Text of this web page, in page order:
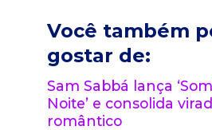
Você também
gostar de:
Sam Sabbá lança
Noite’ e consolida
romântico